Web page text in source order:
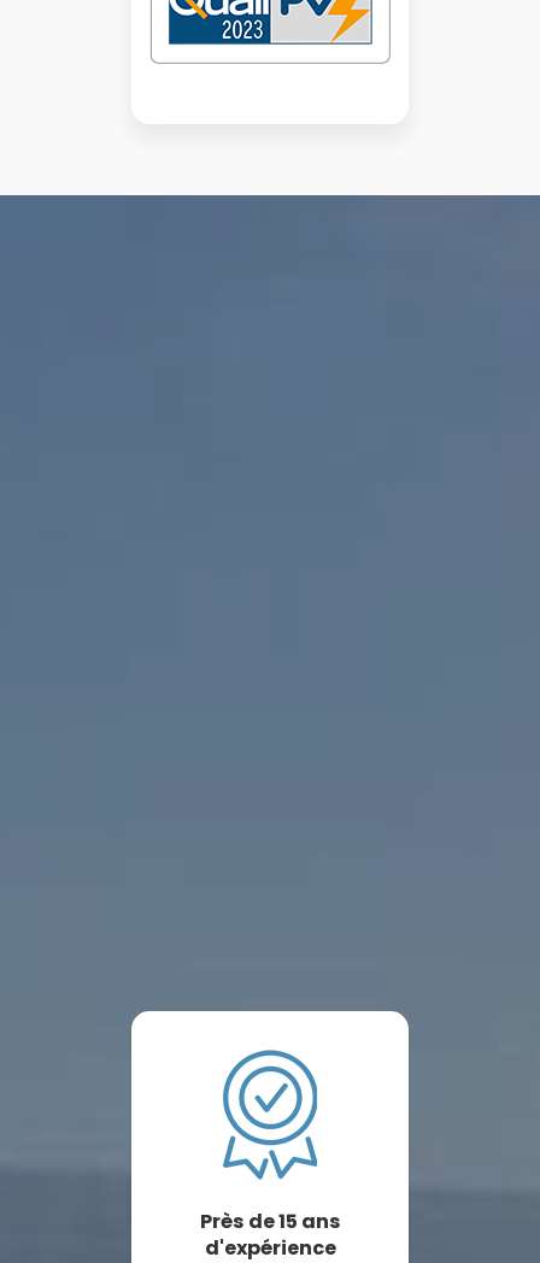
Près de 15 ans
d'expérience